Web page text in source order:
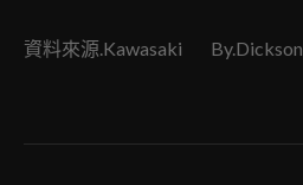
資料來源.Kawasaki By.Dickson